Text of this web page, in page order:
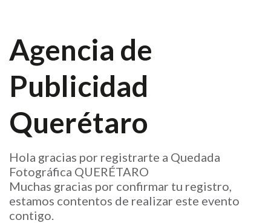
Agencia de
Publicidad
Querétaro
Hola gracias por registrarte a Quedada
Fotográfica QUERÉTARO
Muchas gracias por confirmar tu registro,
estamos contentos de realizar este evento
contigo.